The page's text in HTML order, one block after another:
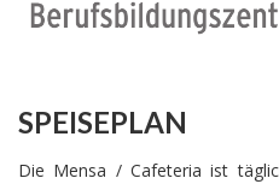
SPEISEPLAN
Die Mensa / Cafeteria ist